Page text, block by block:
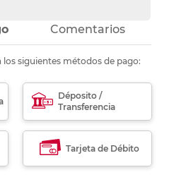
Comentarios
siguientes métodos de pago:
Déposito /
Transferencia
Tarjeta de Débito